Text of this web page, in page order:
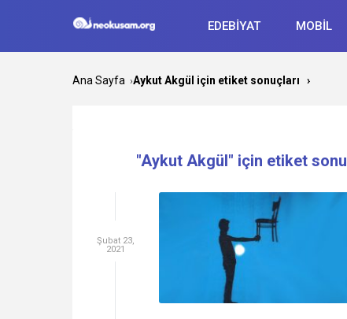
EDEBİYAT MOBİL
Ana Sayfa ›Aykut Akgül için etiket sonuçları ›
"Aykut Akgül" için etiket
Şubat 23,
2021